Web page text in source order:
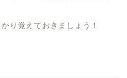
り覚えておきましょう！